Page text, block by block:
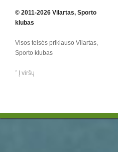
© 2011-2026 Vilartas, Sporto
klubas
Visos teisės priklauso Vilartas,
Sporto klubas
ˆ Į viršų